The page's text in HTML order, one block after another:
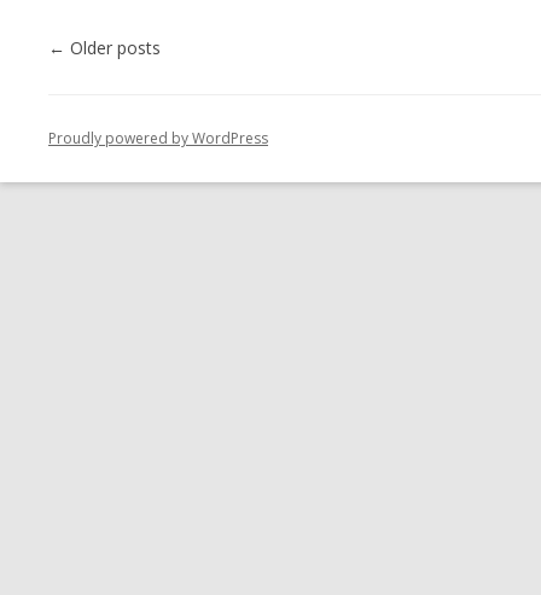
Post navigation
← Older posts
Proudly powered by WordPress